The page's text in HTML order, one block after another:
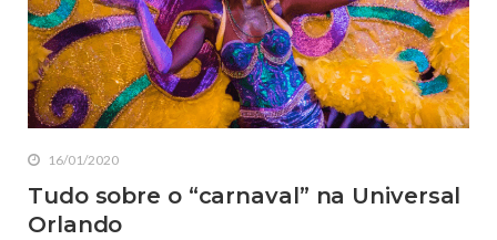
16/01/2020
Tudo sobre o “carnaval” na Universal
Orlando